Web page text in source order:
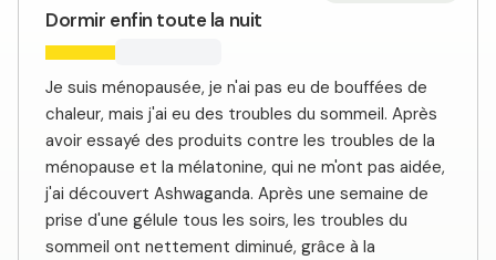
Dormir enfin toute la nuit
Je suis ménopausée, je n'ai pas eu de bouffées de
chaleur, mais j'ai eu des troubles du sommeil. Après
avoir essayé des produits contre les troubles de la
ménopause et la mélatonine, qui ne m'ont pas aidée,
j'ai découvert Ashwaganda. Après une semaine de
prise d'une gélule tous les soirs, les troubles du
sommeil ont nettement diminué, grâce à la